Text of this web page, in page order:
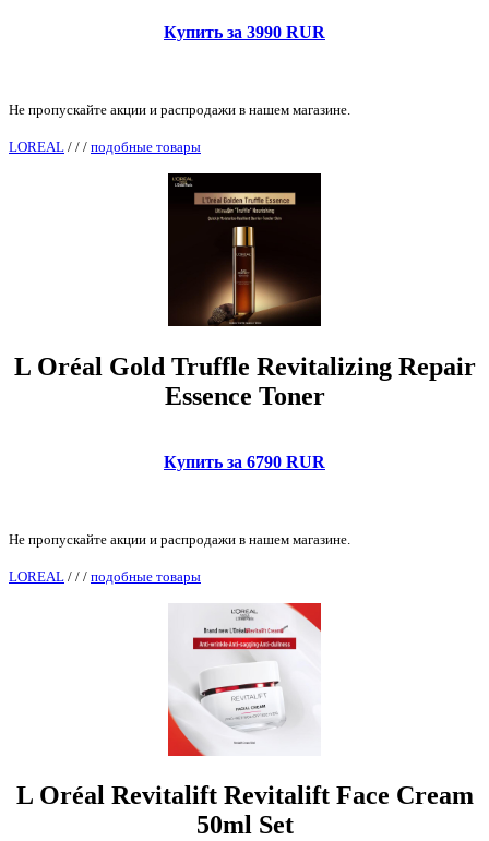
Купить за 3990 RUR
Не пропускайте акции и распродажи в нашем магазине.
LOREAL / / / подобные товары
L Oréal Gold Truffle Revitalizing Repair
Essence Toner
Купить за 6790 RUR
Не пропускайте акции и распродажи в нашем магазине.
LOREAL / / / подобные товары
L Oréal Revitalift Revitalift Face Cream
50ml Set